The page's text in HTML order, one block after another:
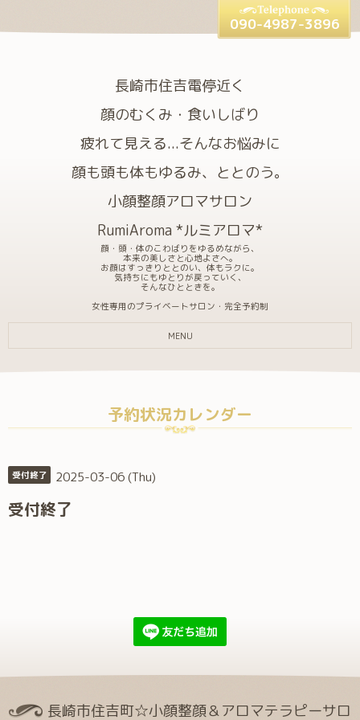
長崎市住吉電停近く
顔のむくみ・食いしばり
疲れて見える...そんなお悩みに
顔も頭も体もゆるみ、ととのう。
小顔整顔アロマサロン
RumiAroma *ルミアロマ*
顔・頭・体のこわばりをゆるめながら、
本来の美しさと心地よさへ。
お顔はすっきりととのい、体もラクに。
気持ちにもゆとりが戻っていく、
そんなひとときを。
女性専用のプライベートサロン・完全予約制
090-4987-3896
MENU
予約状況カレンダー
受付終了 2025-03-06 (Thu)
受付終了
長崎市住吉町☆小顔整顔＆アロマテラピーサロ